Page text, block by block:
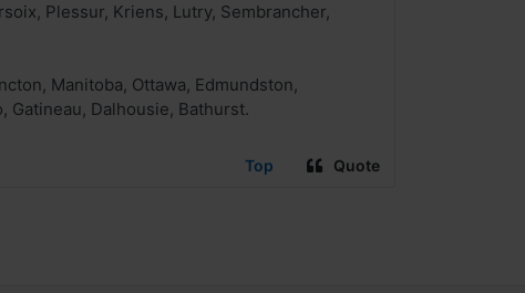
Plessur, Kriens, Lutry, Sembrancher,
Manitoba, Ottawa, Edmundston,
Gatineau, Dalhousie, Bathurst.
Top Quote